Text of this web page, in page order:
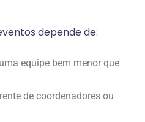
depende de:
equipe bem menor que
de coordenadores ou